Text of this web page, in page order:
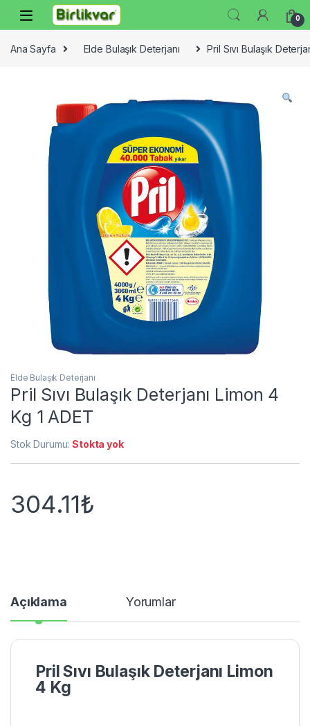
Skip to navigation
Skip to content
0
Ana Sayfa Elde Bulaşık Deterjanı Pril Sıvı Bulaşık
Elde Bulaşık Deterjanı
Pril Sıvı Bulaşık Deterjanı Limon 4
Kg 1 ADET
Stok Durumu:Stokta yok
304.11₺
Açıklama Yorumlar
Pril Sıvı Bulaşık Deterjanı Limon
4 Kg